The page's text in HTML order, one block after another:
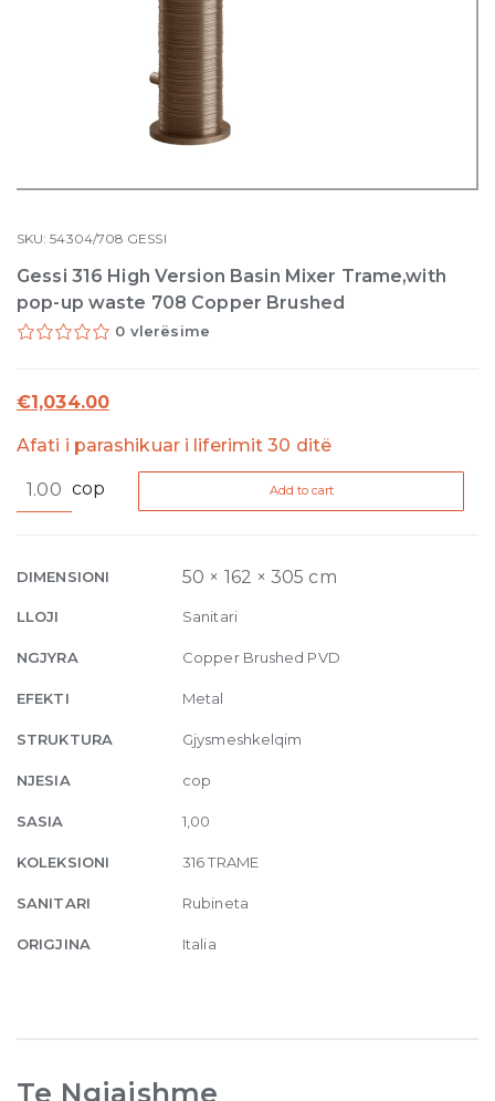
SKU:54304/708 GESSI
Gessi 316 High Version Basin Mixer Trame,with
pop-up waste 708 Copper Brushed
0 vlerësime
€1,034.00
Afati i parashikuar i liferimit 30 ditë
316
Basin
Trame,with
pop-
waste
708
Brushed
quantity
cop Add to cart
DIMENSIONI 50 × 162 × 305 cm
LLOJI Sanitari
NGJYRA Copper Brushed PVD
EFEKTI Metal
STRUKTURA Gjysmeshkelqim
NJESIA cop
SASIA 1,00
KOLEKSIONI 316 TRAME
SANITARI Rubineta
ORIGJINA Italia
Te Ngjajshme